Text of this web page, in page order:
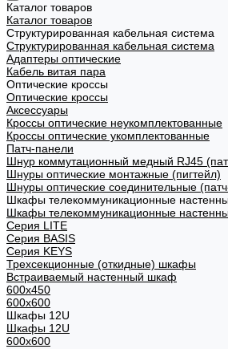
Каталог товаров
Каталог товаров
Структурированная кабельная система
Структурированная кабельная система
Адаптеры оптические
Кабель витая пара
Оптические кроссы
Оптические кроссы
Аксессуары
Кроссы оптические неукомплектованные
Кроссы оптические укомплектованные
Патч-панели
Шнур коммутационный медный RJ45
Шнуры оптические монтажные (пигтейл)
Шнуры оптические соединительные
Шкафы телекоммуникационные
Шкафы телекоммуникационные
Cерия LITE
Cерия BASIS
Cерия KEYS
Трехсекционные (откидные) шкафы
Встраиваемый настенный шкаф
600x450
600x600
Шкафы 12U
Шкафы 12U
600x600